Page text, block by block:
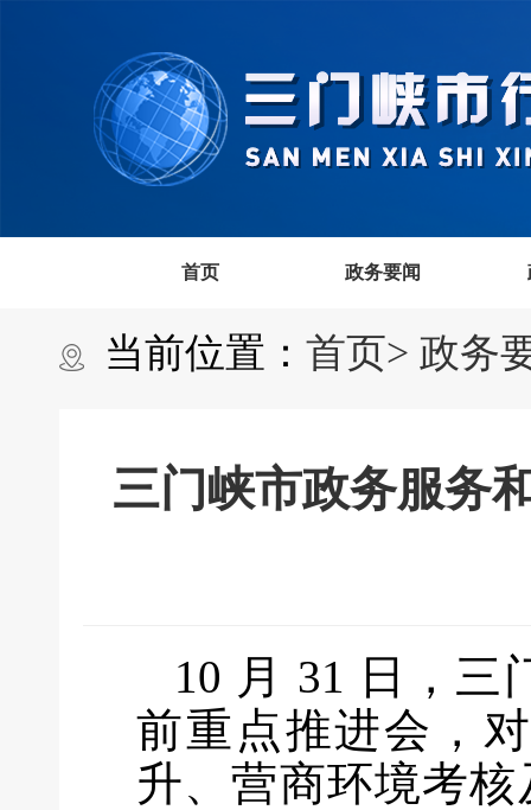
首页 政务要闻
当前位置： 首页> 政务
三门峡市政务服务
10 月 31 日，三
前重点推进会，
升、营商环境考